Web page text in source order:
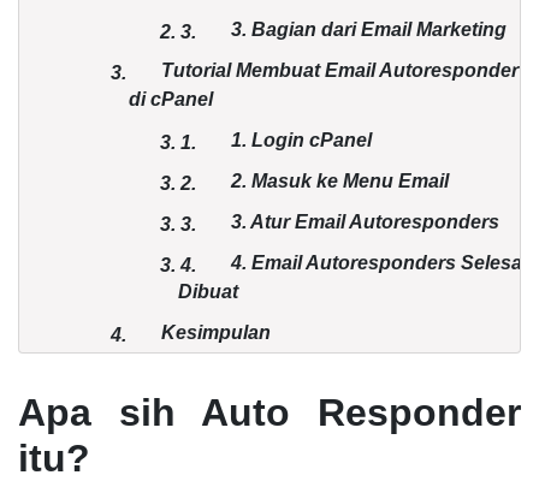
2. 3. 3. Bagian dari Email Marketing
3.
Tutorial Membuat Email Autoresponder
di cPanel
3. 1. 1. Login cPanel
3. 2. 2. Masuk ke Menu Email
3. 3. 3. Atur Email Autoresponders
3.4.
4. Email Autoresponders Selesai
Dibuat
4. Kesimpulan
Apa sih Auto Responder
itu?